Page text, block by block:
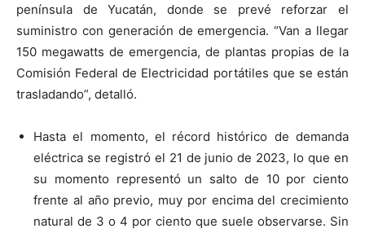
península de Yucatán, donde se prevé reforzar el
suministro con generación de emergencia. “Van a llegar
150 megawatts de emergencia, de plantas propias de la
Comisión Federal de Electricidad portátiles que se están
trasladando”, detalló.
Hasta el momento, el récord histórico de demanda
eléctrica se registró el 21 de junio de 2023, lo que en
su momento representó un salto de 10 por ciento
frente al año previo, muy por encima del crecimiento
natural de 3 o 4 por ciento que suele observarse. Sin